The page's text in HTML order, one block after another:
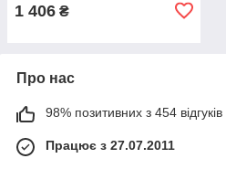
1 406 ₴
Про нас
98% позитивних з 454 відгуків
Працює з 27.07.2011